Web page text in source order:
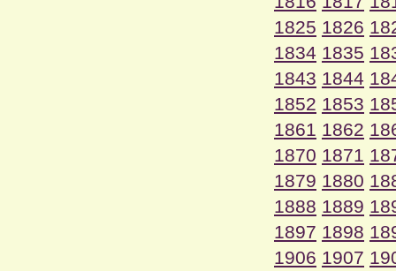
1825 1826
1834 1835
1843 1844
1852 1853
1861 1862
1870 1871
1879 1880
1888 1889
1897 1898
1906 1907